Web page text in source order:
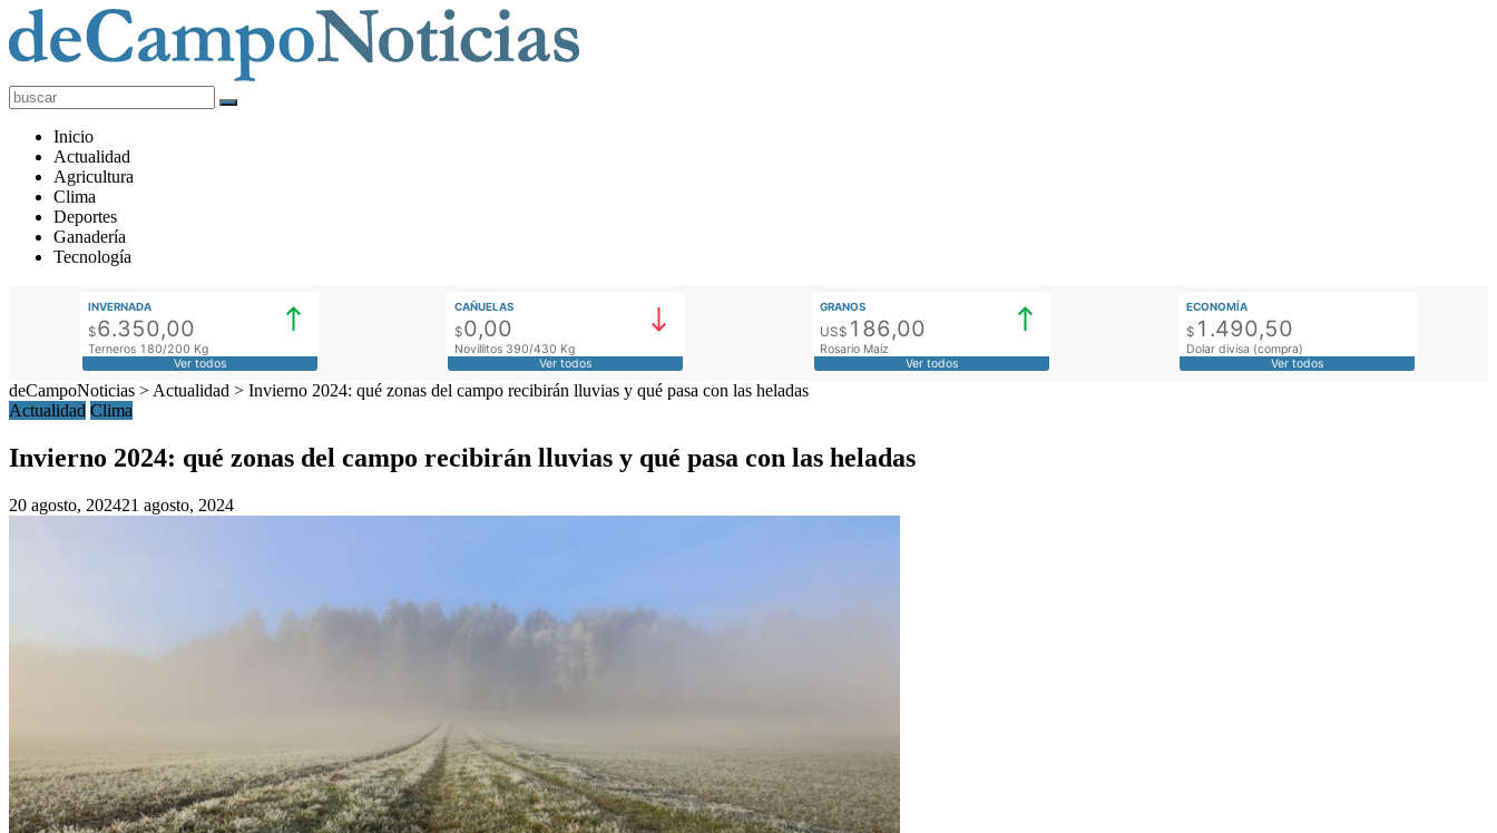
deCampoNoticias
Actualidad
Agropecuaria
Inicio
Actualidad
Agricultura
Clima
Deportes
Ganadería
Tecnología
INVERNADA
$6.350,00
Terneros 180/200 Kg
Ver todos
CAÑUELAS
$0,00
Novillitos 390/430 Kg
Ver todos
GRANOS
US$ 186,00
Rosario Maíz
Ver todos
ECONOMÍA
$ 1.490,50
Dolar divisa (compra)
Ver todos
deCampoNoticias > Actualidad > Invierno 2024: qué zonas del campo recibirán lluvias y qué pasa con las heladas
Actualidad Clima
Invierno 2024: qué zonas del campo recibirán lluvias y qué pasa con las heladas
20 agosto, 202421 agosto, 2024